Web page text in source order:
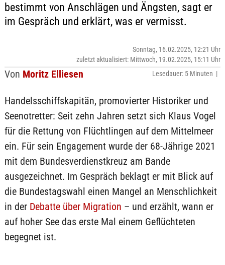
bestimmt von Anschlägen und Ängsten, sagt er
im Gespräch und erklärt, was er vermisst.
Von Moritz Elliesen
Sonntag, 16.02.2025, 12:21 Uhr
zuletzt aktualisiert: Mittwoch, 19.02.2025, 15:11 Uhr
Lesedauer: 5 Minuten |
Handelsschiffskapitän, promovierter Historiker und
Seenotretter: Seit zehn Jahren setzt sich Klaus Vogel
für die Rettung von Flüchtlingen auf dem Mittelmeer
ein. Für sein Engagement wurde der 68-Jährige 2021
mit dem Bundesverdienstkreuz am Bande
ausgezeichnet. Im Gespräch beklagt er mit Blick auf
die Bundestagswahl einen Mangel an Menschlichkeit
in der Debatte über Migration – und erzählt, wann er
auf hoher See das erste Mal einem Geflüchteten
begegnet ist.